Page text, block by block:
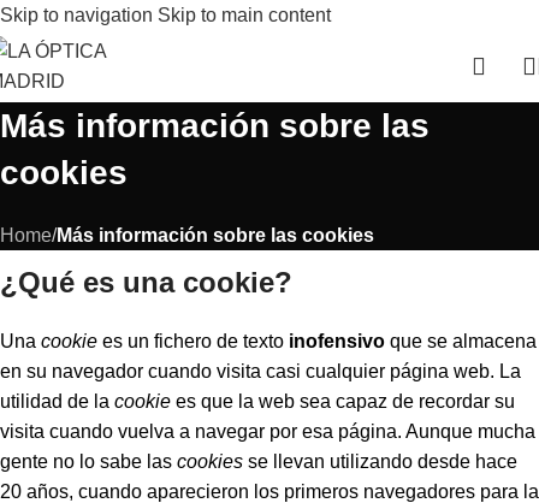
Skip to navigation Skip to main content
Más información sobre las
cookies
Home/Más información sobre las cookies
¿Qué es una cookie?
Una cookie es un fichero de texto inofensivo que se almacena
en su navegador cuando visita casi cualquier página web. La
utilidad de la cookie es que la web sea capaz de recordar su
visita cuando vuelva a navegar por esa página. Aunque mucha
gente no lo sabe las cookies se llevan utilizando desde hace
20 años, cuando aparecieron los primeros navegadores para la